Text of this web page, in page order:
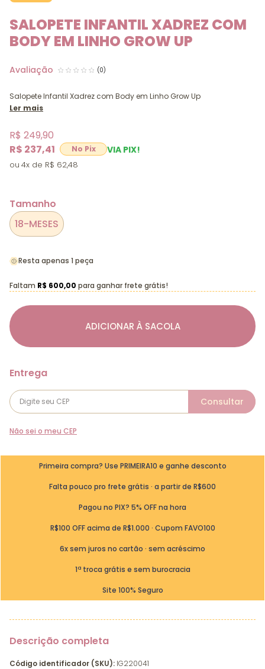
SALOPETE INFANTIL XADREZ COM
BODY EM LINHO GROW UP
(0)
Salopete Infantil Xadrez com Body em Linho Grow Up
Ler mais
R$ 237,41 VIA PIX!
R$ 249,90
4x R$ 62,48
Tamanho
18-MESES
ADICIONAR À SACOLA
Resta apenas 1 peça
Faltam R$ 600,00 para ganhar frete grátis!
Não sei o meu CEP
Primeira compra? Use PRIMEIRA10 e ganhe desconto
Falta pouco pro frete grátis · a partir de R$600
Pagou no PIX? 5% OFF na hora
R$100 OFF acima de R$1.000 · Cupom FAVO100
6x sem juros no cartão · sem acréscimo
1ª troca grátis e sem burocracia
Site 100% Seguro
Descrição completa
Código identificador (SKU): IG220041